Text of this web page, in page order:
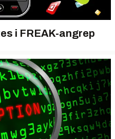
i FREAK-angrep